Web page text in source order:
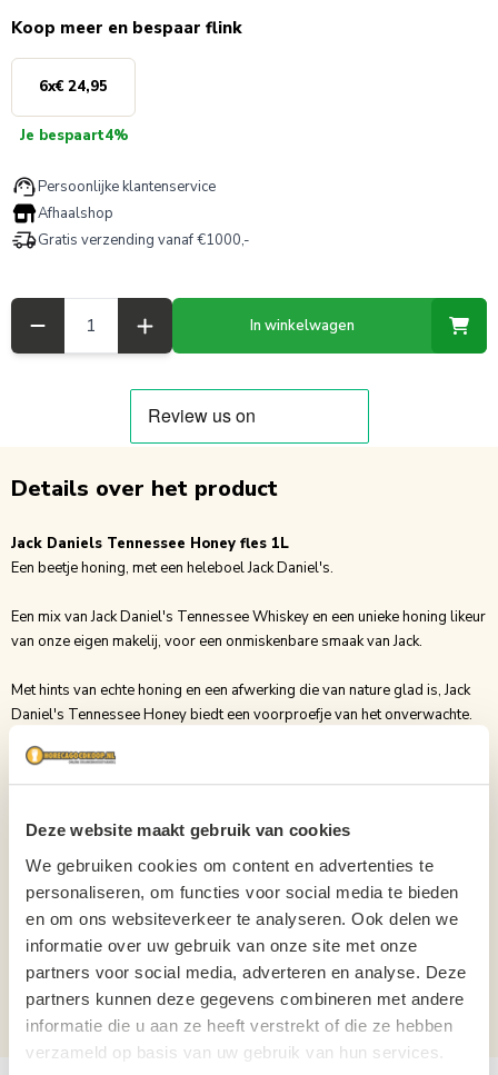
Deze website maakt gebruik van cookies
We gebruiken cookies om content en advertenties te
personaliseren, om functies voor social media te bieden
en om ons websiteverkeer te analyseren. Ook delen we
informatie over uw gebruik van onze site met onze
partners voor social media, adverteren en analyse. Deze
partners kunnen deze gegevens combineren met andere
informatie die u aan ze heeft verstrekt of die ze hebben
verzameld op basis van uw gebruik van hun services.
Koop meer en bespaar flink
6x€ 24,95
Je bespaart4%
Persoonlijke klantenservice
Afhaalshop
Gratis verzending vanaf €1000,-
In winkelwagen
Details over het product
Jack Daniels Tennessee Honey fles 1L
Een beetje honing, met een heleboel Jack Daniel's.
Een mix van Jack Daniel's Tennessee Whiskey en een unieke honing likeur
van onze eigen makelij, voor een onmiskenbare smaak van Jack.
Met hints van echte honing en een afwerking die van nature glad is, Jack
Daniel's Tennessee Honey biedt een voorproefje van het onverwachte.
Merk
Inhoud 1L
Soort Whisky
Binnenlands? Nee
Verpakking Fles
Aantal per verpakking 1
Alcoholpercentage 35%